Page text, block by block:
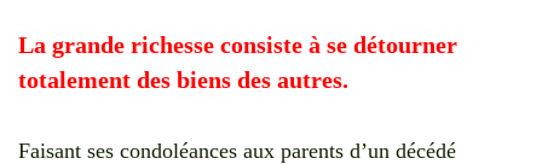
La grande richesse consiste à se détourner
totalement des biens des autres.
Faisant ses condoléances aux parents d’un décédé